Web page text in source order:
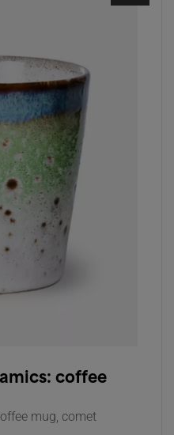
coffee
mug, comet